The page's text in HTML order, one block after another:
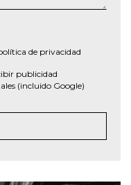
de privacidad
publicidad
(incluido Google)